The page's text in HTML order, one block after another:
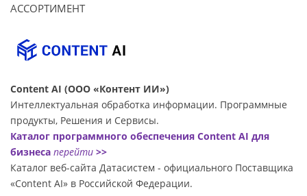
АССОРТИМЕНТ
Content AI (ООО «Контент ИИ»)
Интеллектуальная обработка информации. Программные
продукты, Решения и Сервисы.
Каталог программного обеспечения Content AI для
бизнеса перейти >>
Каталог веб-сайта Датасиcтем - официального Поставщика
«Content AI» в Российской Федерации.